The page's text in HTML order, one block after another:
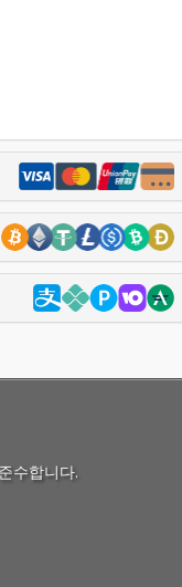
수합니다.